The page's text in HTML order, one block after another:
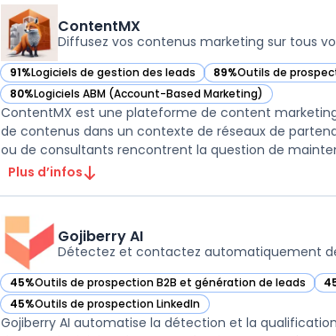
ContentMX
Diffusez vos contenus marketing sur tous
91%Logiciels de gestion des leads
— voir ContentMX dans cette catégorie
89%Outils de
— voir ContentMX
80%Logiciels ABM (Account-Based Marketing)
— voir ContentMX dans cette catégorie
ContentMX est une plateforme de content
de contenus dans un contexte de réseaux de
ou de consultants rencontrent la question de
Plus d’infos
Gojiberry AI
Détectez et contactez automatiquement
45%Outils de prospection B2B et génération de leads
— voir Gojiberry AI dans cette catégorie
—
45%Outils de prospection LinkedIn
— voir Gojiberry AI dans cette catégorie
Gojiberry AI automatise la détection et la